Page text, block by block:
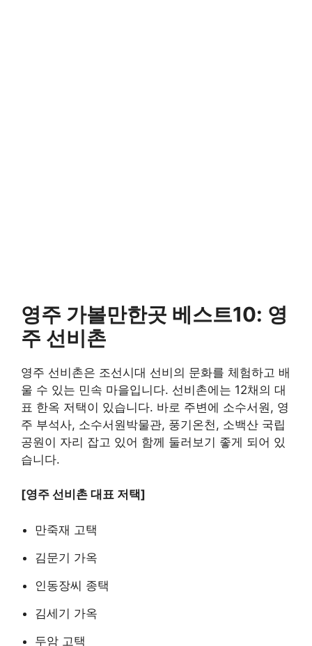
영주 가볼만한곳 베스트10: 영
주 선비촌
영주 선비촌은 조선시대 선비의 문화를 체험하고 배
울 수 있는 민속 마을입니다. 선비촌에는 12채의 대
표 한옥 저택이 있습니다. 바로 주변에 소수서원, 영
주 부석사, 소수서원박물관, 풍기온천, 소백산 국립
공원이 자리 잡고 있어 함께 둘러보기 좋게 되어 있
습니다.
[영주 선비촌 대표 저택]
만죽재 고택
김문기 가옥
인동장씨 종택
김세기 가옥
두암 고택